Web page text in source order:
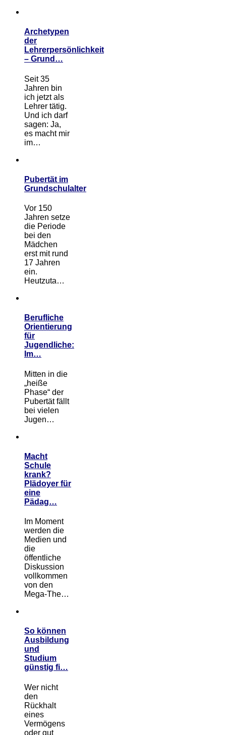
Archetypen
der
Lehrerpersönlichkeit
– Grund…
Seit 35
Jahren bin
ich jetzt als
Lehrer tätig.
Und ich darf
sagen: Ja,
es macht mir
im…
Pubertät im
Grundschulalter
Vor 150
Jahren setze
die Periode
bei den
Mädchen
erst mit rund
17 Jahren
ein.
Heutzuta…
Berufliche
Orientierung
für
Jugendliche:
Im…
Mitten in die
„heiße
Phase“ der
Pubertät fällt
bei vielen
Jugen…
Macht
Schule
krank?
Plädoyer für
eine
Pädag…
Im Moment
werden die
Medien und
die
öffentliche
Diskussion
vollkommen
von den
Mega-The…
So können
Ausbildung
und
Studium
günstig fi…
Wer nicht
den
Rückhalt
eines
Vermögens
oder gut